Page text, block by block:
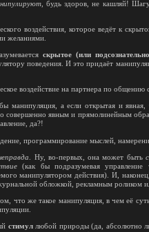
, будь здоров, не кашляй!
воздействия, которое ведёт к
желаниями.
скрытое (или
поведения. И это придаёт
воздействие на партнера по общению
манипуляция, а если открытая и
явным и прямолинейным
да?!
программирование мыслей,
. Ну, во-первых, она может быть
(как бы подразумевая управление
манипулятором действия). И,
обложкой, рекламным роликом
что же такое манипуляция, в чем её
стимуллюбой природы (да, абсолютно